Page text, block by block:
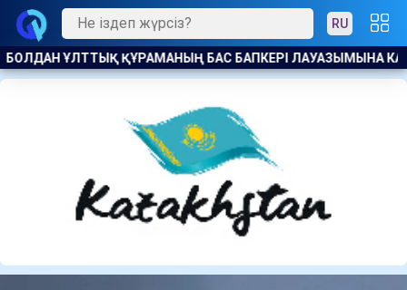
RU
КАНДИДАТ БЕЛГІЛІ БОЛДЫ АҚ ЖОЛ ПАРТИЯСЫ